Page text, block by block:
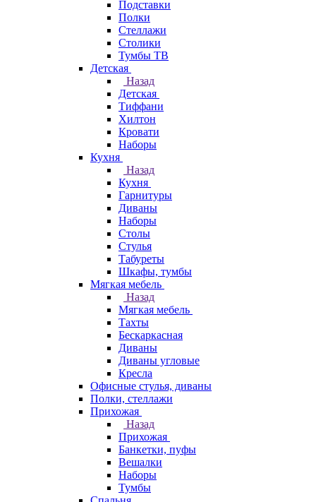
Подставки
Полки
Стеллажи
Столики
Тумбы ТВ
Детская
Назад
Детская
Тиффани
Хилтон
Кровати
Наборы
Кухня
Назад
Кухня
Гарнитуры
Диваны
Наборы
Столы
Стулья
Табуреты
Шкафы, тумбы
Мягкая мебель
Назад
Мягкая мебель
Тахты
Бескаркасная
Диваны
Диваны угловые
Кресла
Офисные стулья, диваны
Полки, стеллажи
Прихожая
Назад
Прихожая
Банкетки, пуфы
Вешалки
Наборы
Тумбы